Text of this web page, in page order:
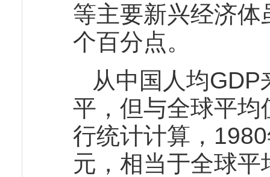
等主要新兴经济
个百分点。
从中国人均
平，但与全球平
行统计计算，
元，相当于全球